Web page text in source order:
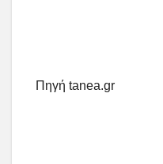
Πηγή tanea.gr